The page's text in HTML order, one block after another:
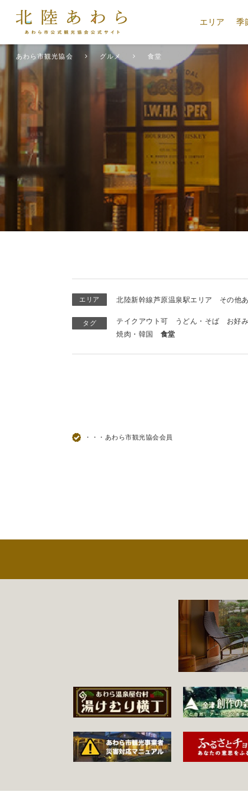
エリア 季
あわら市観光協会 グルメ 食堂
エリア 北陸新幹線芦原温泉駅エリア その他
タグ テイクアウト可 うどん・そば お好
焼肉・韓国
食堂
・・・あわら市観光協会会員